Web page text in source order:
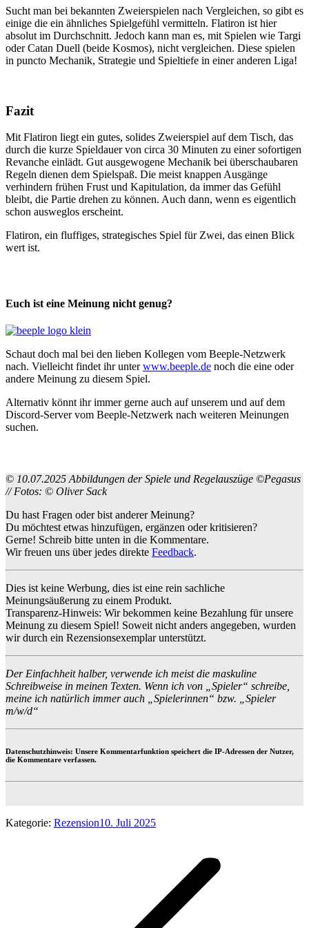
Sucht man bei bekannten Zweierspielen nach Vergleichen, so gibt es
einige die ein ähnliches Spielgefühl vermitteln. Flatiron ist hier
absolut im Durchschnitt. Jedoch kann man es, mit Spielen wie Targi
oder Catan Duell (beide Kosmos), nicht vergleichen. Diese spielen
in puncto Mechanik, Strategie und Spieltiefe in einer anderen Liga!
Fazit
Mit Flatiron liegt ein gutes, solides Zweierspiel auf dem Tisch, das
durch die kurze Spieldauer von circa 30 Minuten zu einer sofortigen
Revanche einlädt. Gut ausgewogene Mechanik bei überschaubaren
Regeln dienen dem Spielspaß. Die meist knappen Ausgänge
verhindern frühen Frust und Kapitulation, da immer das Gefühl
bleibt, die Partie drehen zu können. Auch dann, wenn es eigentlich
schon ausweglos erscheint.
Flatiron, ein fluffiges, strategisches Spiel für Zwei, das einen Blick
wert ist.
Euch ist eine Meinung nicht genug?
Schaut doch mal bei den lieben Kollegen vom Beeple-Netzwerk
nach. Vielleicht findet ihr unterwww.beeple.de noch die eine oder
andere Meinung zu diesem Spiel.
Alternativ könnt ihr immer gerne auch auf unserem und auf dem
Discord-Server vom Beeple-Netzwerk nach weiteren Meinungen
suchen.
© 10.07.2025 Abbildungen der Spiele und Regelauszüge ©Pegasus
// Fotos: © Oliver Sack
Du hast Fragen oder bist anderer Meinung?
Du möchtest etwas hinzufügen, ergänzen oder kritisieren?
Gerne! Schreib bitte unten in die Kommentare.
Wir freuen uns über jedes direkte Feedback.
Dies ist keine Werbung, dies ist eine rein sachliche
Meinungsäußerung zu einem Produkt.
Transparenz-Hinweis: Wir bekommen keine Bezahlung für unsere
Meinung zu diesem Spiel! Soweit nicht anders angegeben, wurden
wir durch ein Rezensionsexemplar unterstützt.
Der Einfachheit halber, verwende ich meist die maskuline
Schreibweise in meinen Texten. Wenn ich von „Spieler“ schreibe,
meine ich natürlich immer auch „Spielerinnen“ bzw. „Spieler
m/w/d“
Datenschutzhinweis: Unsere Kommentarfunktion speichert die IP-Adressen der Nutzer,
die Kommentare verfassen.
Kategorie: Rezension10. Juli 2025